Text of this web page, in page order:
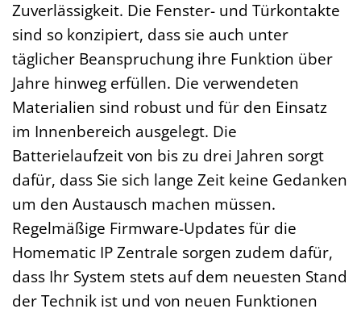
Zuverlässigkeit. Die Fenster- und Türkontakte
sind so konzipiert, dass sie auch unter
täglicher Beanspruchung ihre Funktion über
Jahre hinweg erfüllen. Die verwendeten
Materialien sind robust und für den Einsatz
im Innenbereich ausgelegt. Die
Batterielaufzeit von bis zu drei Jahren sorgt
dafür, dass Sie sich lange Zeit keine Gedanken
um den Austausch machen müssen.
Regelmäßige Firmware-Updates für die
Homematic IP Zentrale sorgen zudem dafür,
dass Ihr System stets auf dem neuesten Stand
der Technik ist und von neuen Funktionen